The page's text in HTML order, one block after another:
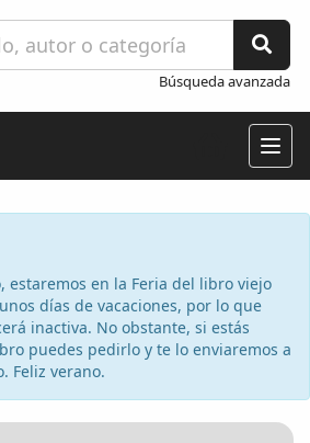
Búsqueda avanzada
estaremos en la Feria del libro viejo
días de vacaciones, por lo que
inactiva. No obstante, si estás
puedes pedirlo y te lo enviaremos a
Feliz verano.